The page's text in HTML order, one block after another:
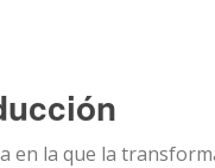
en la que la